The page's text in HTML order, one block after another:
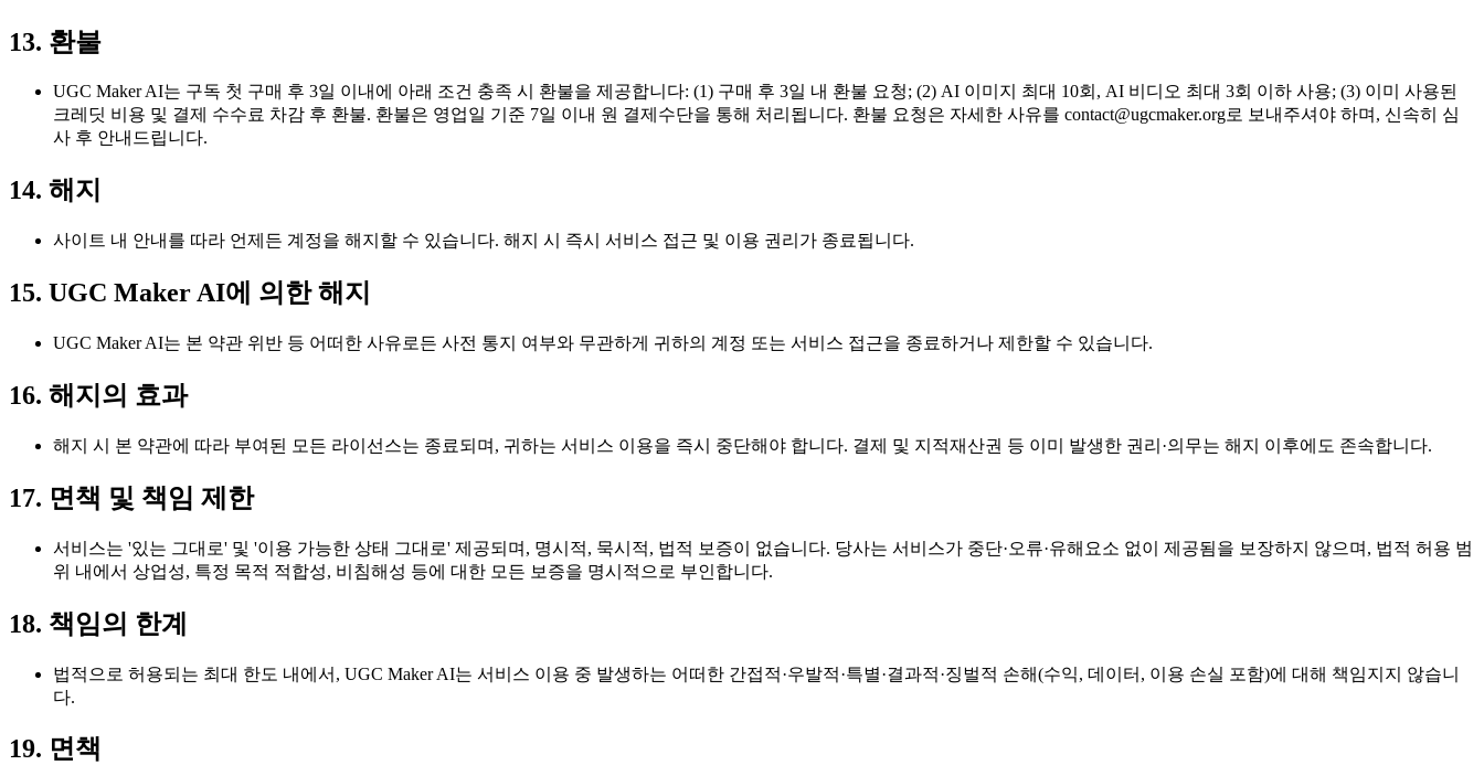
13. 환불
UGC Maker AI는 구독 첫 구매 후 3일 이내에 아래 조건 충족 시 환불을 제공합니다: (1) 구매 후 3일 내 환불 요청; (2) AI 이미지 최대 10회, AI 비디오 최대 3회 이하 사용; (3) 이미 사용된
크레딧 비용 및 결제 수수료 차감 후 환불. 환불은 영업일 기준 7일 이내 원 결제수단을 통해 처리됩니다. 환불 요청은 자세한 사유를 contact@ugcmaker.org로 보내주셔야 하며, 신속히 심
사 후 안내드립니다.
14. 해지
사이트 내 안내를 따라 언제든 계정을 해지할 수 있습니다. 해지 시 즉시 서비스 접근 및 이용 권리가 종료됩니다.
15. UGC Maker AI에 의한 해지
UGC Maker AI는 본 약관 위반 등 어떠한 사유로든 사전 통지 여부와 무관하게 귀하의 계정 또는 서비스 접근을 종료하거나 제한할 수 있습니다.
16. 해지의 효과
해지 시 본 약관에 따라 부여된 모든 라이선스는 종료되며, 귀하는 서비스 이용을 즉시 중단해야 합니다. 결제 및 지적재산권 등 이미 발생한 권리·의무는 해지 이후에도 존속합니다.
17. 면책 및 책임 제한
서비스는 '있는 그대로' 및 '이용 가능한 상태 그대로' 제공되며, 명시적, 묵시적, 법적 보증이 없습니다. 당사는 서비스가 중단·오류·유해요소 없이 제공됨을 보장하지 않으며, 법적 허용 범
위 내에서 상업성, 특정 목적 적합성, 비침해성 등에 대한 모든 보증을 명시적으로 부인합니다.
18. 책임의 한계
법적으로 허용되는 최대 한도 내에서, UGC Maker AI는 서비스 이용 중 발생하는 어떠한 간접적·우발적·특별·결과적·징벌적 손해(수익, 데이터, 이용 손실 포함)에 대해 책임지지 않습니
다.
19. 면책